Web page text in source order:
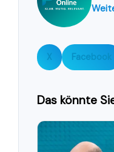
X Facebook
Das könnte